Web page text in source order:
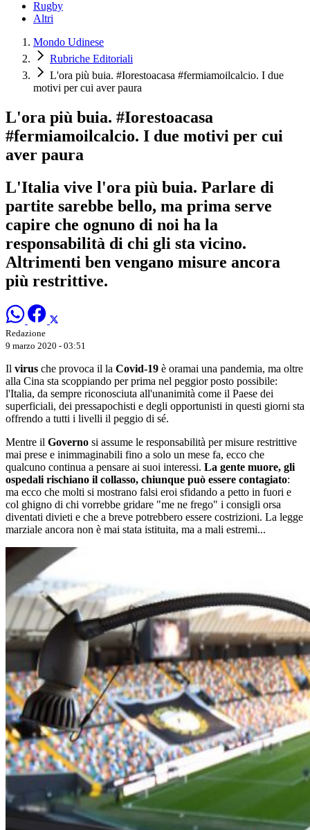
Rugby
Altri
Mondo Udinese
Rubriche Editoriali
L'ora più buia. #Iorestoacasa #fermiamoilcalcio. I due
motivi per cui aver paura
L'ora più buia. #Iorestoacasa
#fermiamoilcalcio. I due motivi per cui
aver paura
L'Italia vive l'ora più buia. Parlare di
partite sarebbe bello, ma prima serve
capire che ognuno di noi ha la
responsabilità di chi gli sta vicino.
Altrimenti ben vengano misure ancora
più restrittive.
Redazione
9 marzo 2020 - 03:51
Il virus che provoca il la Covid-19 è oramai una pandemia, ma oltre
alla Cina sta scoppiando per prima nel peggior posto possibile:
l'Italia, da sempre riconosciuta all'unanimità come il Paese dei
superficiali, dei pressapochisti e degli opportunisti in questi giorni sta
offrendo a tutti i livelli il peggio di sé.
Mentre il Governo si assume le responsabilità per misure restrittive
mai prese e inimmaginabili fino a solo un mese fa, ecco che
qualcuno continua a pensare ai suoi interessi. La gente muore, gli
ospedali rischiano il collasso, chiunque può essere contagiato:
ma ecco che molti si mostrano falsi eroi sfidando a petto in fuori e
col ghigno di chi vorrebbe gridare "me ne frego" i consigli orsa
diventati divieti e che a breve potrebbero essere costrizioni. La legge
marziale ancora non è mai stata istituita, ma a mali estremi...